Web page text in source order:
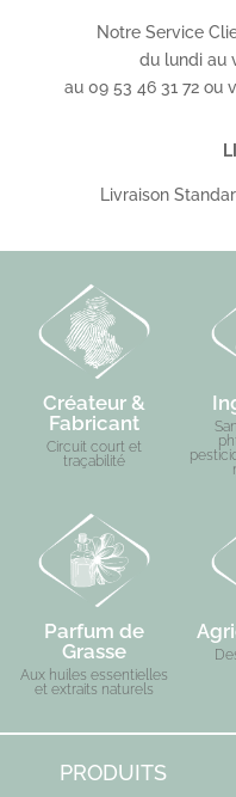
Notre Service
du lundi au
au 09 53 46 31 72
Livraison
Créateur &
Fabricant
Circuit court et
traçabilité
Parfum de
Grasse
Aux huiles essentielles
et extraits naturels
PRODUITS